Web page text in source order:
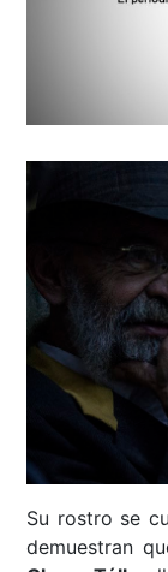
Su rostro se
demuestran